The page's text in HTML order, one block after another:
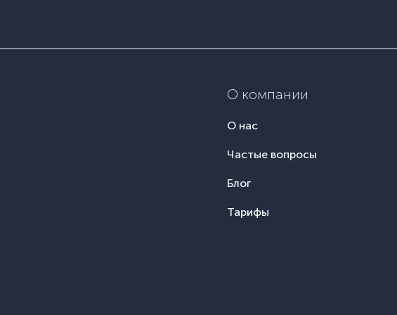
О компании
О нас
Частые вопросы
Блог
Тарифы